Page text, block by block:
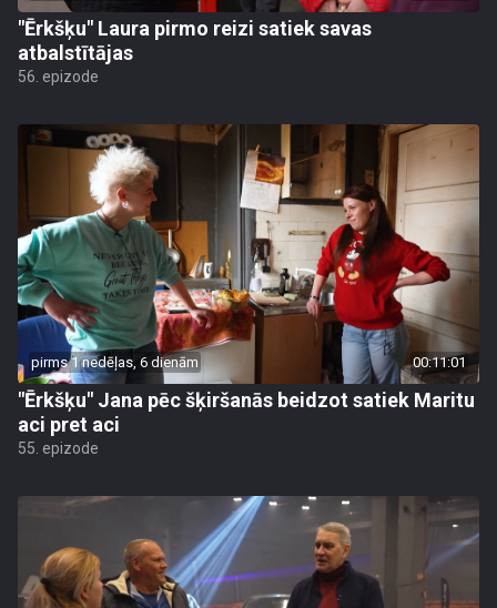
"Ērkšķu" Laura pirmo reizi satiek savas
atbalstītājas
56. epizode
pirms 1 nedēļas, 6 dienām 00:11:01
"Ērkšķu" Jana pēc šķiršanās beidzot satiek Maritu
aci pret aci
55. epizode